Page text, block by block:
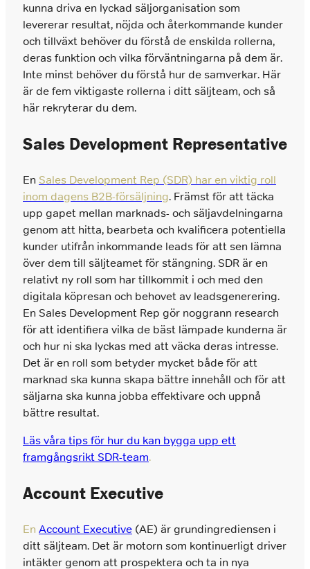
Interimslösningar
Interim rekrytering inom försäljning och
management
Rekrytering
Marknadsföring
hjälper vi dig.
Prissättning
Enkel och logisk prissättning baserat på den
kompetensnivå ni behöver rekrytera
kunna driva en lyckad säljorganisation som
levererar resultat, nöjda och återkommande kunder
och tillväxt behöver du förstå de enskilda rollerna,
deras funktion och vilka förväntningarna på dem är.
Inte minst behöver du förstå hur de samverkar. Här
är de fem viktigaste rollerna i ditt säljteam, och så
här rekryterar du dem.
Sales Development Representative
En Sales Development Rep (SDR) har en viktig roll
inom dagens B2B-försäljning. Främst för att täcka
upp gapet mellan marknads- och säljavdelningarna
genom att hitta, bearbeta och kvalificera potentiella
kunder utifrån inkommande leads för att sen lämna
över dem till säljteamet för stängning. SDR är en
relativt ny roll som har tillkommit i och med den
digitala köpresan och behovet av leadsgenerering.
En Sales Development Rep gör noggrann research
för att identifiera vilka de bäst lämpade kunderna är
och hur ni ska lyckas med att väcka deras intresse.
Det är en roll som betyder mycket både för att
marknad ska kunna skapa bättre innehåll och för att
säljarna ska kunna jobba effektivare och uppnå
bättre resultat.
Läs våra tips för hur du kan bygga upp ett
framgångsrikt SDR-team.
Account Executive
En Account Executive (AE) är grundingrediensen i
ditt säljteam. Det är motorn som kontinuerligt driver
intäkter genom att prospektera och ta in nya